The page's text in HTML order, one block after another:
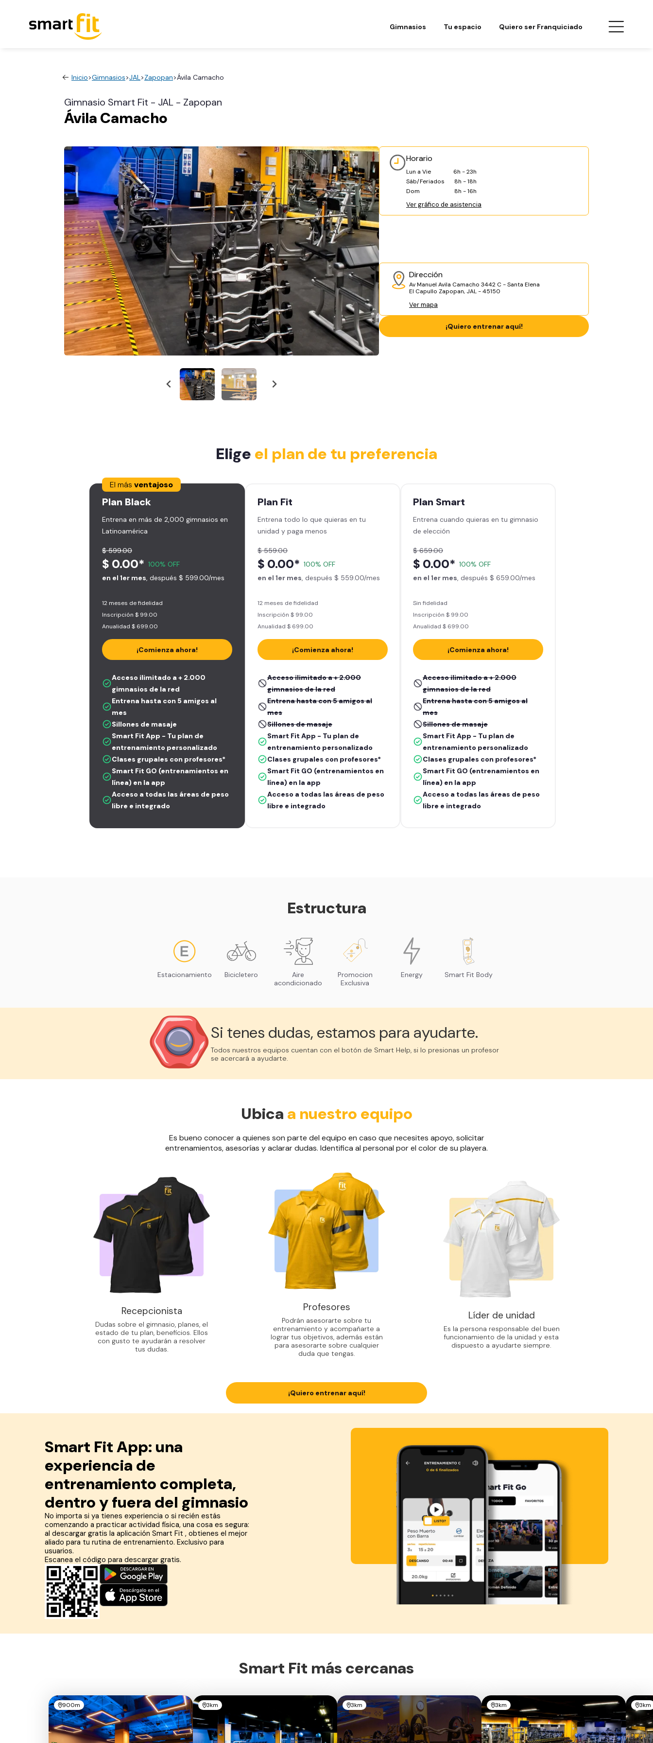
Gimnasios Tu espacio Quiero ser Franquiciado
Inicio>Gimnasios>JAL>Zapopan>Ávila Camacho
Gimnasio Smart Fit - JAL - Zapopan
Ávila Camacho
Horario
Lun a Vie
6h - 23h
Sáb/Feriados
8h - 18h
Dom
8h - 16h
Ver gráfico de asistencia
Dirección
Av Manuel Avila Camacho 3442 C - Santa Elena
El Capullo Zapopan, JAL - 45150
Ver mapa
¡Quiero entrenar aquí!
Elige el plan de tu preferencia
El más ventajoso
Plan Black
Entrena en más de 2,000 gimnasios en
Latinoamérica
$ 599.00
$ 0.00* 100% OFF
en el 1er mes, después $ 599.00/mes
12 meses de fidelidad
Inscripción $ 99.00
Anualidad $ 699.00
¡Comienza ahora!
Acceso ilimitado a + 2.000
gimnasios de la red
Entrena hasta con 5 amigos al
mes
Sillones de masaje
Smart Fit App - Tu plan de
entrenamiento personalizado
Clases grupales con profesores*
Smart Fit GO (entrenamientos en
línea) en la app
Acceso a todas las áreas de peso
libre e integrado
Plan Fit
Entrena todo lo que quieras en tu
unidad y paga menos
$ 559.00
$ 0.00* 100% OFF
en el 1er mes, después $ 559.00/mes
12 meses de fidelidad
Inscripción $ 99.00
Anualidad $ 699.00
¡Comienza ahora!
Acceso ilimitado a + 2.000
gimnasios de la red
Entrena hasta con 5 amigos al
mes
Sillones de masaje
Smart Fit App - Tu plan de
entrenamiento personalizado
Clases grupales con profesores*
Smart Fit GO (entrenamientos en
línea) en la app
Acceso a todas las áreas de peso
libre e integrado
Plan Smart
Entrena cuando quieras en tu gimnasio
de elección
$ 659.00
$ 0.00* 100% OFF
en el 1er mes, después $ 659.00/mes
Sin fidelidad
Inscripción $ 99.00
Anualidad $ 699.00
¡Comienza ahora!
Acceso ilimitado a + 2.000
gimnasios de la red
Entrena hasta con 5 amigos al
mes
Sillones de masaje
Smart Fit App - Tu plan de
entrenamiento personalizado
Clases grupales con profesores*
Smart Fit GO (entrenamientos en
línea) en la app
Acceso a todas las áreas de peso
libre e integrado
Estructura
Estacionamiento Bicicletero
Aire
acondicionado
Promocion
Exclusiva
Energy Smart Fit Body
Si tenes dudas, estamos para ayudarte.
Todos nuestros equipos cuentan con el botón de Smart Help, si lo presionas un profesor
se acercará a ayudarte.
Ubica a nuestro equipo
Es bueno conocer a quienes son parte del equipo en caso que necesites apoyo, solicitar
entrenamientos, asesorías y aclarar dudas. Identifica al personal por el color de su playera.
Recepcionista
Dudas sobre el gimnasio, planes, el
estado de tu plan, beneficios. Ellos
con gusto te ayudarán a resolver
tus dudas.
Profesores
Podrán asesorarte sobre tu
entrenamiento y acompañarte a
lograr tus objetivos, además están
para asesorarte sobre cualquier
duda que tengas.
Líder de unidad
Es la persona responsable del buen
funcionamiento de la unidad y esta
dispuesto a ayudarte siempre.
¡Quiero entrenar aquí!
Smart Fit App: una
experiencia de
entrenamiento completa,
dentro y fuera del gimnasio
No importa si ya tienes experiencia o si recién estás
comenzando a practicar actividad física, una cosa es segura:
al descargar gratis la aplicación Smart Fit , obtienes el mejor
aliado para tu rutina de entrenamiento. Exclusivo para
usuarios.
Escanea el código para descargar gratis.
Smart Fit más cercanas
900m 3km 3km 3km 3km